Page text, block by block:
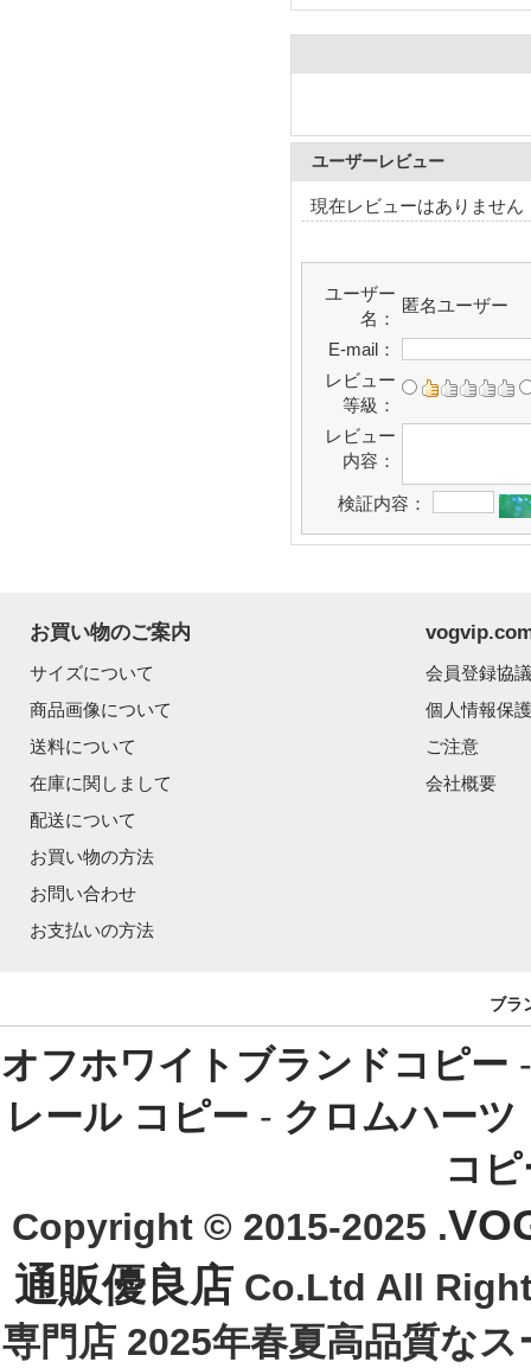
ユーザーレビュー
現在レビューはありません
ユーザー
名：
匿名ユーザー
E-mail：
レビュー
等級：
レビュー
内容：
検証内容：
お買い物のご案内
サイズについて
商品画像について
送料について
在庫に関しまして
配送について
お買い物の方法
お問い合わせ
お支払いの方法
会員登録協
個人情報保
ご注意
会社概要
ブラ
オフホワイトブランドコピー
レール コピー - クロムハーツ
コ
Copyright © 2015-2025 .
通販優良店 Co.Ltd All
専門店 2025年春夏高品質な